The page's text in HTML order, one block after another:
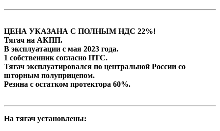
ЦЕНА УКАЗАНА С ПОЛНЫМ НДС 22%!
Тягач на АКПП.
В эксплуатации с мая 2023 года.
1 собственник согласно ПТС.
Тягач эксплуатировался по центральной России со
шторным полуприцепом.
Резина с остатком протектора 60%.
На тягач установлены: